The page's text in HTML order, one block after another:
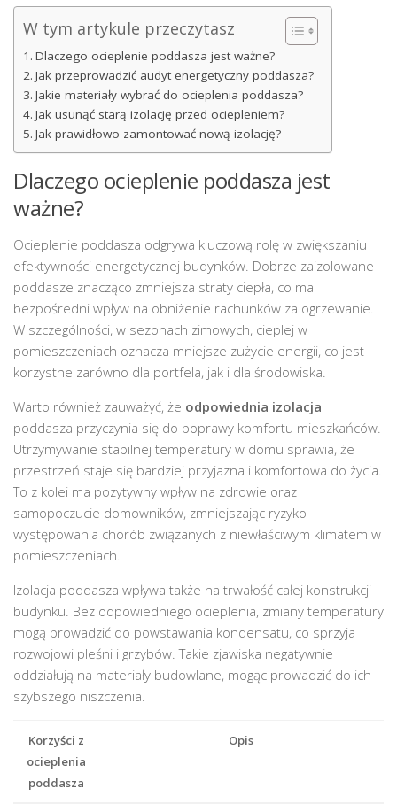
W tym artykule przeczytasz
Dlaczego ocieplenie poddasza jest ważne?
Jak przeprowadzić audyt energetyczny poddasza?
Jakie materiały wybrać do ocieplenia poddasza?
Jak usunąć starą izolację przed ociepleniem?
Jak prawidłowo zamontować nową izolację?
Dlaczego ocieplenie poddasza jest
ważne?
Ocieplenie poddasza odgrywa kluczową rolę w zwiększaniu
efektywności energetycznej budynków. Dobrze zaizolowane
poddasze znacząco zmniejsza straty ciepła, co ma
bezpośredni wpływ na obniżenie rachunków za ogrzewanie.
W szczególności, w sezonach zimowych, cieplej w
pomieszczeniach oznacza mniejsze zużycie energii, co jest
korzystne zarówno dla portfela, jak i dla środowiska.
Warto również zauważyć, że odpowiednia izolacja
poddasza przyczynia się do poprawy komfortu mieszkańców.
Utrzymywanie stabilnej temperatury w domu sprawia, że
przestrzeń staje się bardziej przyjazna i komfortowa do życia.
To z kolei ma pozytywny wpływ na zdrowie oraz
samopoczucie domowników, zmniejszając ryzyko
występowania chorób związanych z niewłaściwym klimatem w
pomieszczeniach.
Izolacja poddasza wpływa także na trwałość całej konstrukcji
budynku. Bez odpowiedniego ocieplenia, zmiany temperatury
mogą prowadzić do powstawania kondensatu, co sprzyja
rozwojowi pleśni i grzybów. Takie zjawiska negatywnie
oddziałują na materiały budowlane, mogąc prowadzić do ich
szybszego niszczenia.
Korzyści z
ocieplenia
poddasza
Opis